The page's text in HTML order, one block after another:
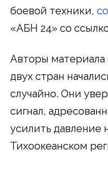
боевой техники,
«АБН 24» со
Авторы материала
двух стран
случайно. Они
сигнал,
усилить давление
Тихоокеанском